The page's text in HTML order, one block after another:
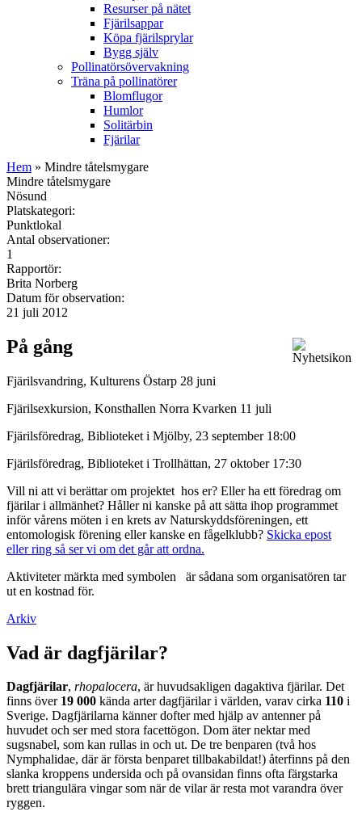
Resurser på nätet
Fjärilsappar
Köpa fjärilsprylar
Bygg själv
Pollinatörsövervakning
Träna på pollinatörer
Blomflugor
Humlor
Solitärbin
Fjärilar
Hem » Mindre tåtelsmygare
Mindre tåtelsmygare
Nösund
Platskategori:
Punktlokal
Antal observationer:
1
Rapportör:
Brita Norberg
Datum för observation:
21 juli 2012
På gång
Fjärilsvandring, Kulturens Östarp 28 juni
Fjärilsexkursion, Konsthallen Norra Kvarken 11 juli
Fjärilsföredrag, Biblioteket i Mjölby, 23 september 18:00
Fjärilsföredrag, Biblioteket i Trollhättan, 27 oktober 17:30
Vill ni att vi berättar om projektet hos er? Eller ha ett föredrag om
fjärilar i allmänhet? Håller ni kanske på att sätta ihop programmet
inför vårens möten i en krets av Naturskyddsföreningen, ett
entomologisk förening eller kanske en fågelklubb? Skicka epost
eller ring så ser vi om det går att ordna.
Aktiviteter märkta med symbolen
är sådana som organisatören tar
ut en kostnad för.
Arkiv
Vad är dagfjärilar?
Dagfjärilar, rhopalocera, är huvudsakligen dagaktiva fjärilar. Det
finns över 19 000 kända arter dagfjärilar i världen, varav cirka 110 i
Sverige. Dagfjärilarna känner dofter med hjälp av antenner på
huvudet och ser med stora facettögon. Dom äter nektar med
sugsnabel, som kan rullas in och ut. De tre benparen (två hos
Nymphalidae, där är första benparet tillbakabildat!) återfinns på den
slanka kroppens undersida och på ovansidan finns ofta färgstarka
brett triangulära vingar som när de vilar är resta mot varandra över
ryggen.